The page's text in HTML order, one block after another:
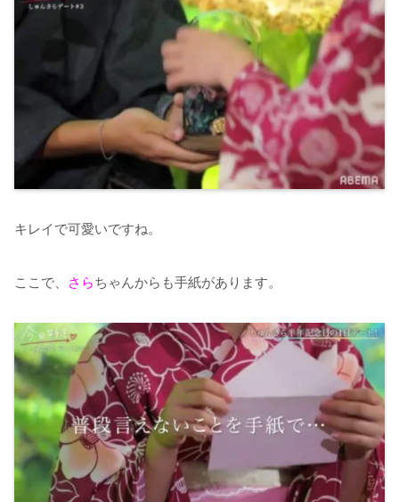
キレイで可愛いですね。
ここで、 さらちゃんからも手紙があります。